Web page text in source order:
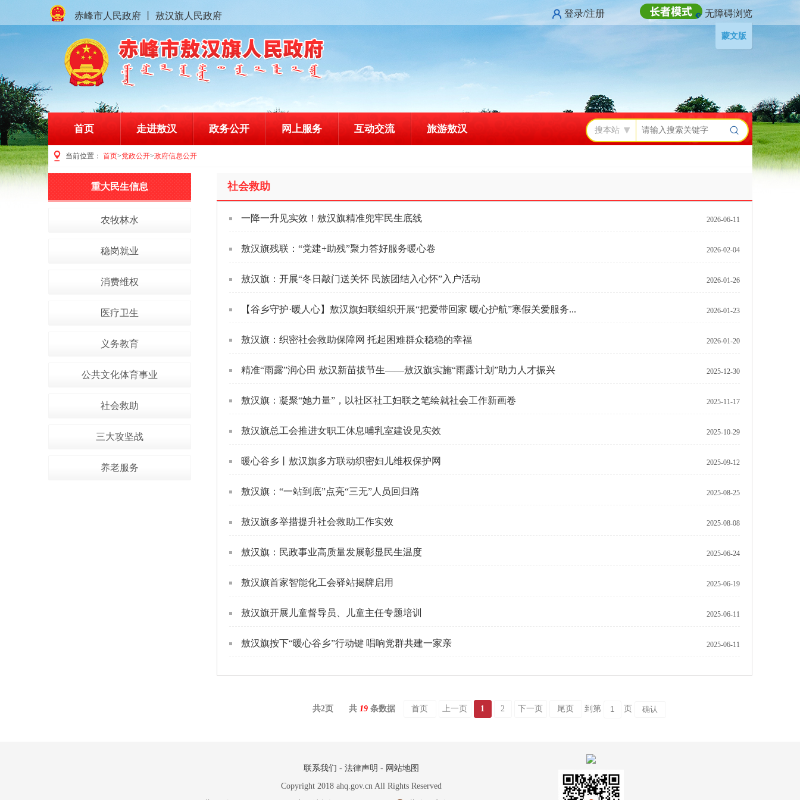
赤峰市人民政府 敖汉旗人民政府 登录/注册 无障碍浏览
蒙文版
赤峰市敖汉旗人民政府门户网站
首页 走进敖汉 政务公开 网上服务 互动交流 旅游敖汉 搜本站
当前位置： 首页>党政公开>政府信息公开
重大民生信息
农牧林水
稳岗就业
消费维权
医疗卫生
义务教育
公共文化体育事业
社会救助
三大攻坚战
养老服务
社会救助
一降一升见实效！敖汉旗精准兜牢民生底线 2026-06-11
敖汉旗残联：“党建+助残”聚力答好服务暖心卷 2026-02-04
敖汉旗：开展“冬日敲门送关怀 民族团结入心怀”入户活动 2026-01-26
【谷乡守护·暖人心】敖汉旗妇联组织开展“把爱带回家 暖心护航”寒假关爱服务... 2026-01-23
敖汉旗：织密社会救助保障网 托起困难群众稳稳的幸福 2026-01-20
精准“雨露”润心田 敖汉新苗拔节生——敖汉旗实施“雨露计划”助力人才振兴 2025-12-30
敖汉旗：凝聚“她力量”，以社区社工妇联之笔绘就社会工作新画卷 2025-11-17
敖汉旗总工会推进女职工休息哺乳室建设见实效 2025-10-29
暖心谷乡丨敖汉旗多方联动织密妇儿维权保护网 2025-09-12
敖汉旗：“一站到底”点亮“三无”人员回归路 2025-08-25
敖汉旗多举措提升社会救助工作实效 2025-08-08
敖汉旗：民政事业高质量发展彰显民生温度 2025-06-24
敖汉旗首家智能化工会驿站揭牌启用 2025-06-19
敖汉旗开展儿童督导员、儿童主任专题培训 2025-06-11
敖汉旗按下“暖心谷乡”行动键 唱响党群共建一家亲 2025-06-11
共2页 共 19条数据 首页 上一页 1 2 下一页 尾页 到第 页
联系我们 - 法律声明 - 网站地图
Copyright 2018 ahq.gov.cn All Rights Reserved